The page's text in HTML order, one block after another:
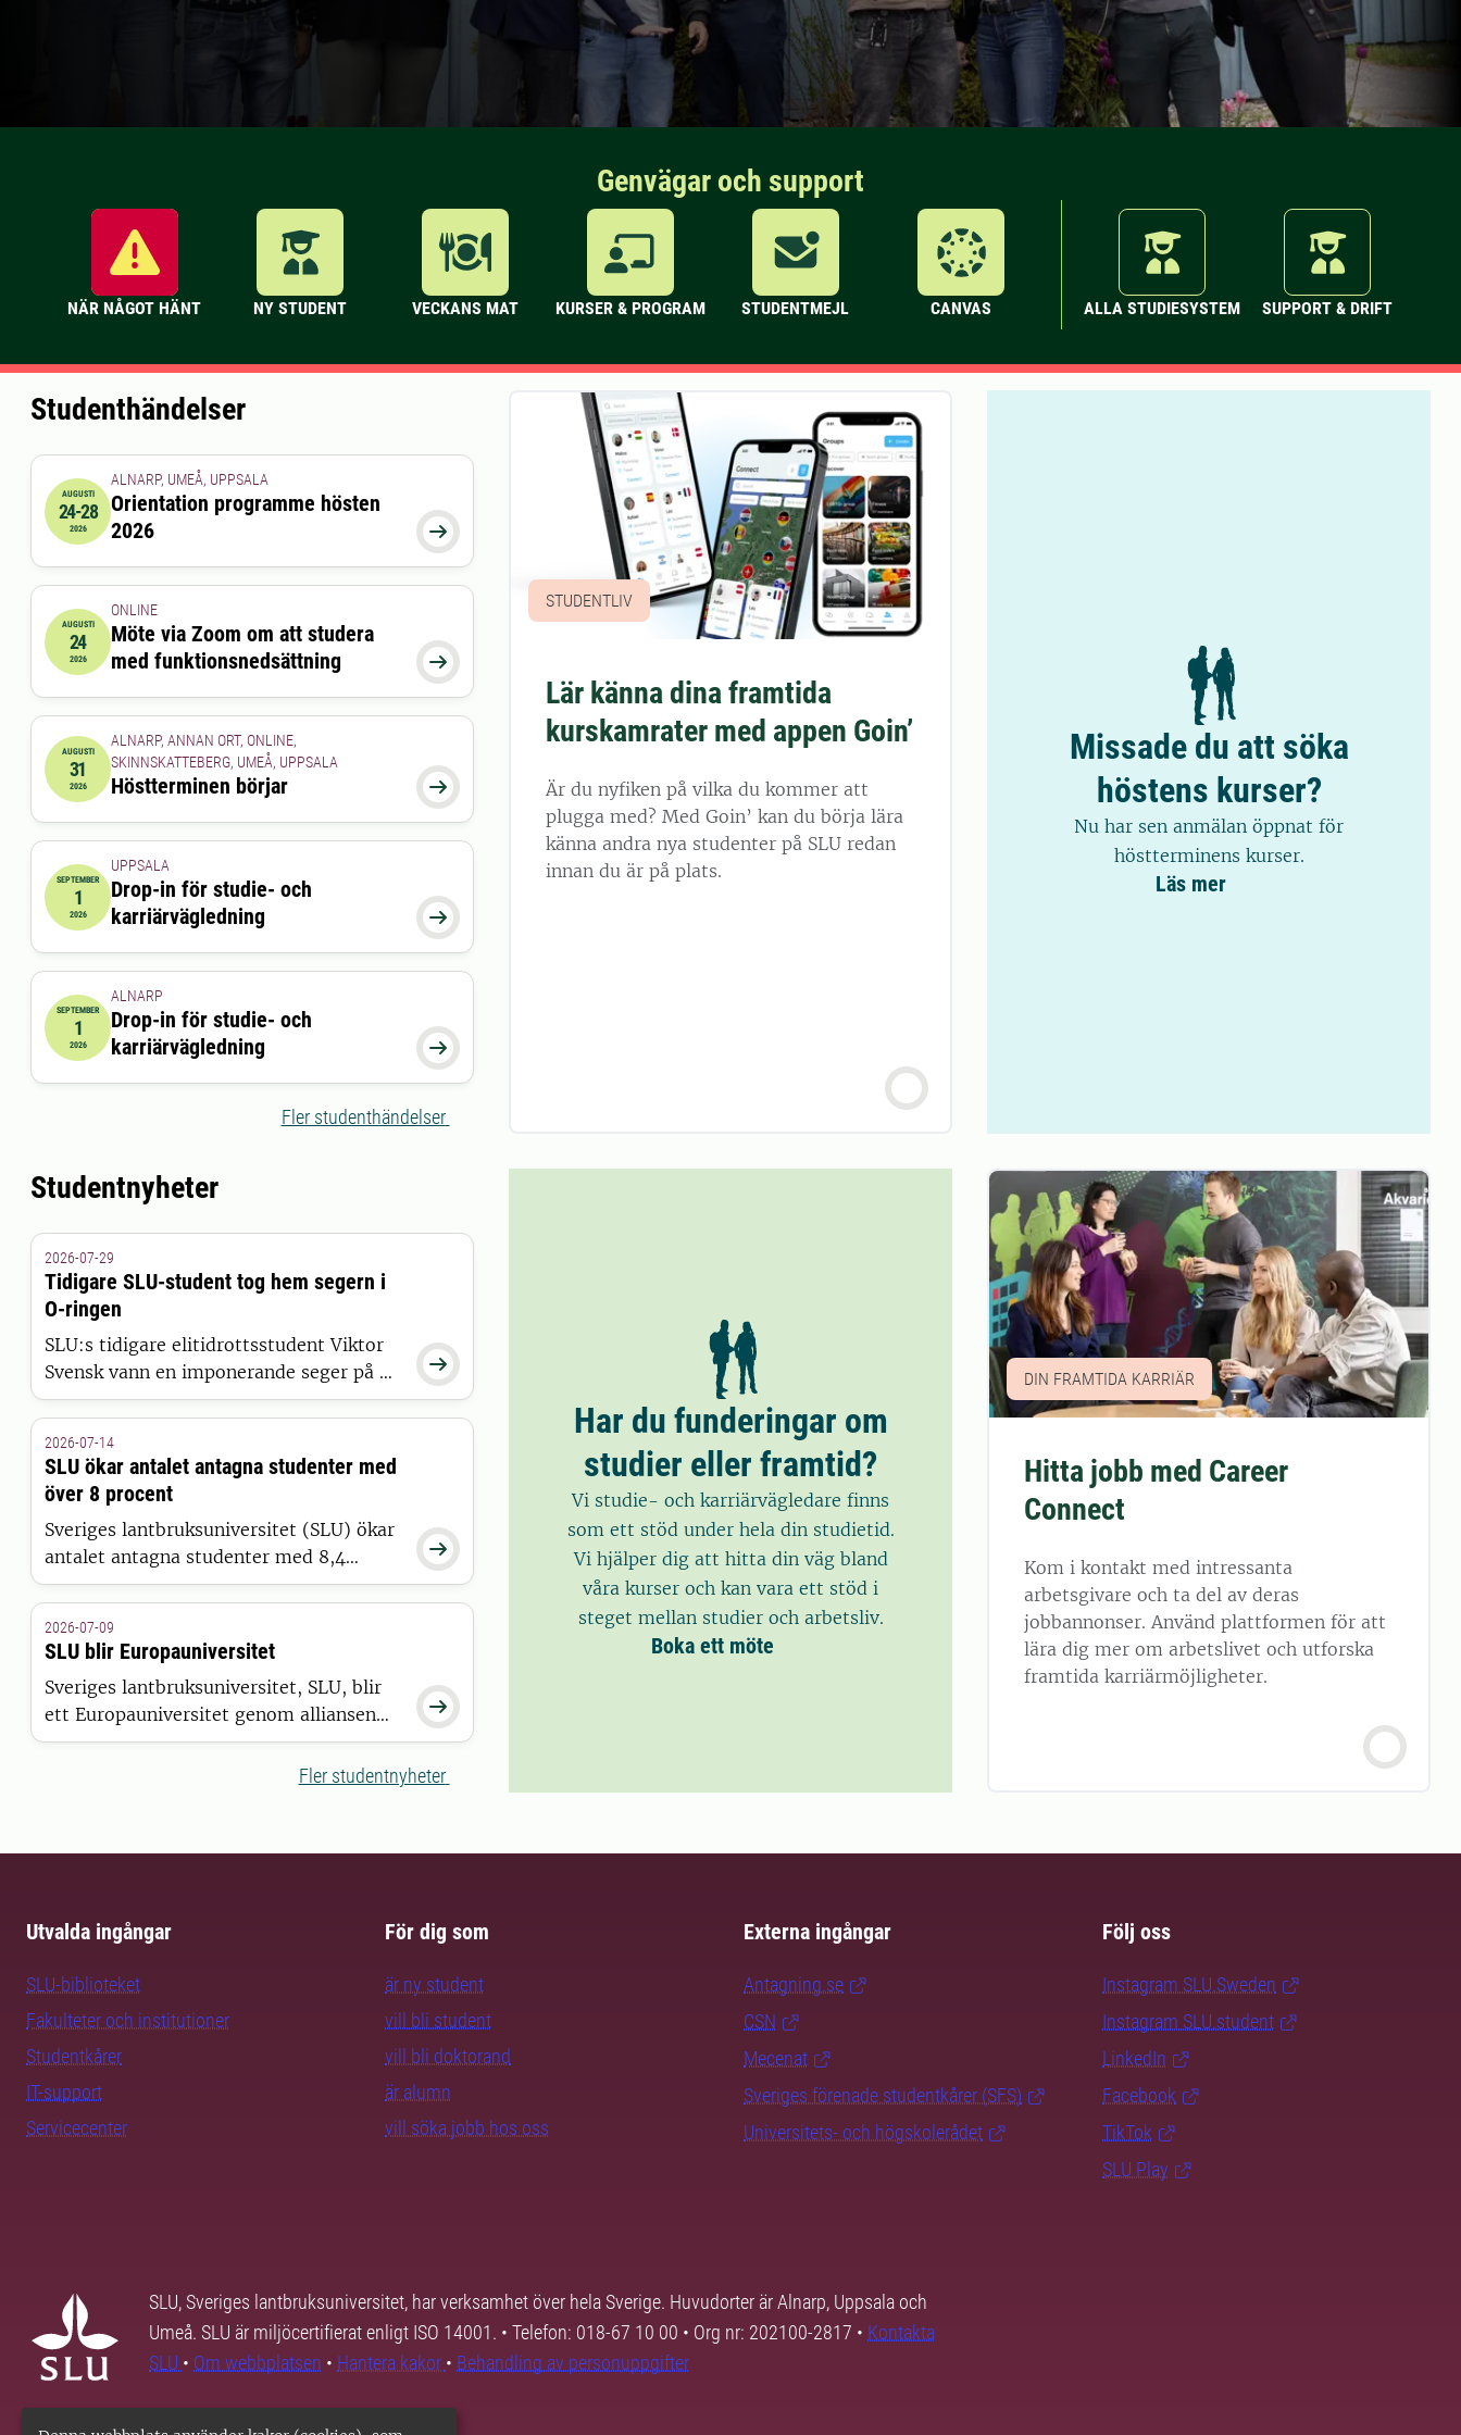
Genvägar och support
NÄR NÅGOT HÄNT NY STUDENT VECKANS MAT KURSER & PROGRAM STUDENTMEJL CANVAS ALLA STUDIESYSTEM SUPPORT & DRIFT
Studenthändelser
2026-08-24 00:00:00
AUGUSTI
24-28
2026 
ALNARP, UMEÅ, UPPSALA
Orientation programme hösten
2026
2026-08-24 15:00:00till2026-08-24 16:00:00
AUGUSTI
24
2026 
ONLINE
Möte via Zoom om att studera
med funktionsnedsättning
2026-08-31 00:00:00
AUGUSTI
31
2026 
ALNARP, ANNAN ORT, ONLINE,
SKINNSKATTEBERG, UMEÅ, UPPSALA
Höstterminen börjar
2026-09-01 00:00:00till2026-09-01 00:00:00
SEPTEMBER
1
2026 
UPPSALA
Drop-in för studie- och
karriärvägledning
2026-09-01 12:00:00till2026-09-01 13:00:00
SEPTEMBER
1
2026 
ALNARP
Drop-in för studie- och
karriärvägledning
Fler studenthändelser
STUDENTLIV
Lär känna dina framtida
kurskamrater med appen Goin’
Är du nyfiken på vilka du kommer att
plugga med? Med Goin’ kan du börja lära
känna andra nya studenter på SLU redan
innan du är på plats.
Missade du att söka
höstens kurser?
Nu har sen anmälan öppnat för
höstterminens kurser.
Läs mer
Studentnyheter

2026-07-29
Tidigare SLU-student tog hem segern i
O-ringen
SLU:s tidigare elitidrottsstudent Viktor
Svensk vann en imponerande seger på O-
Ringen i Göteborg.

2026-07-14
SLU ökar antalet antagna studenter med
över 8 procent
Sveriges lantbruksuniversitet (SLU) ökar
antalet antagna studenter med 8,4
procent jämfört med 2025. Det visar
högskolerådets (UHR) senaste
pressmeddelande, där SLU sticker ut
positivt tillsammans med 15 andra
universitet och högskolor.

2026-07-09
SLU blir Europauniversitet
Sveriges lantbruksuniversitet, SLU, blir
ett Europauniversitet genom alliansen
ELLS. Det är Europeiska kommissionen
som har beslutat att bevilja alliansenFler studentnyheter
Har du funderingar om
studier eller framtid?
Vi studie- och karriärvägledare finns
som ett stöd under hela din studietid.
Vi hjälper dig att hitta din väg bland
våra kurser och kan vara ett stöd i
steget mellan studier och arbetsliv.
Boka ett möte
DIN FRAMTIDA KARRIÄR
Hitta jobb med Career
Connect
Kom i kontakt med intressanta
arbetsgivare och ta del av deras
jobbannonser. Använd plattformen för att
lära dig mer om arbetslivet och utforska
framtida karriärmöjligheter.
Utvalda ingångar
SLU-biblioteket
Fakulteter och institutioner
Studentkårer
IT-support
Servicecenter
För dig som
är ny student
vill bli student
vill bli doktorand
är alumn
vill söka jobb hos oss
Externa ingångar
Antagning.se
CSN
Mecenat
Sveriges förenade studentkårer (SFS)
Universitets- och högskolerådet
Följ oss
Instagram SLU.Sweden
Instagram SLU.student
LinkedIn
Facebook
TikTok
SLU Play
SLU, Sveriges lantbruksuniversitet, har verksamhet över hela Sverige. Huvudorter är Alnarp, Uppsala och
Umeå. SLU är miljöcertifierat enligt ISO 14001. • Telefon: 018-67 10 00 • Org nr: 202100-2817 • Kontakta
SLU • Om webbplatsen • Hantera kakor • Behandling av personuppgifter